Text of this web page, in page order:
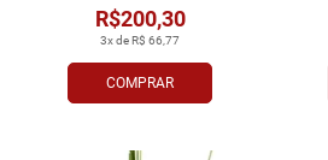
COMPRAR
3x de R$ 66,77
R$200,30